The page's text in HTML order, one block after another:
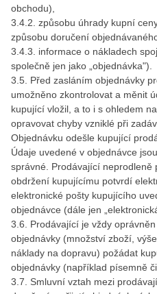
obchodu),
3.4.2. způsobu úhrady kupní
způsobu doručení
3.4.3. informace o nákladech
společně jen jako „objednávka").
3.5. Před zasláním objednávky
umožněno zkontrolovat a měnit
kupující vložil, a to i s ohledem
opravovat chyby vzniklé při
Objednávku odešle kupující
Údaje uvedené v objednávce
správné. Prodávající neprodleně
obdržení kupujícímu potvrdí
elektronické pošty kupujícího
objednávce (dále jen
3.6. Prodávající je vždy
objednávky (množství zboží,
náklady na dopravu) požádat
objednávky (například písemně či
3.7. Smluvní vztah mezi